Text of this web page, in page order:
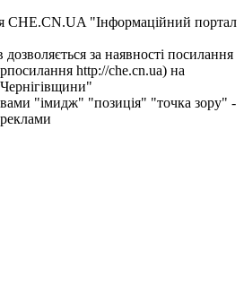
CHE.CN.UA "Інформаційний портал
за наявності посилання
http://che.cn.ua) на
Чернiгiвщини"
"імидж" "позиція" "точка зору" -